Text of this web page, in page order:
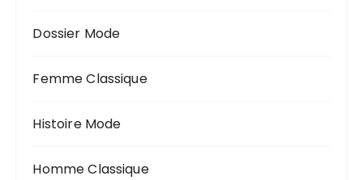
Dossier Mode
Femme Classique
Histoire Mode
Homme Classique